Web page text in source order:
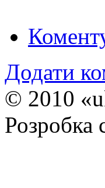
Додати
© 2010
Розробка